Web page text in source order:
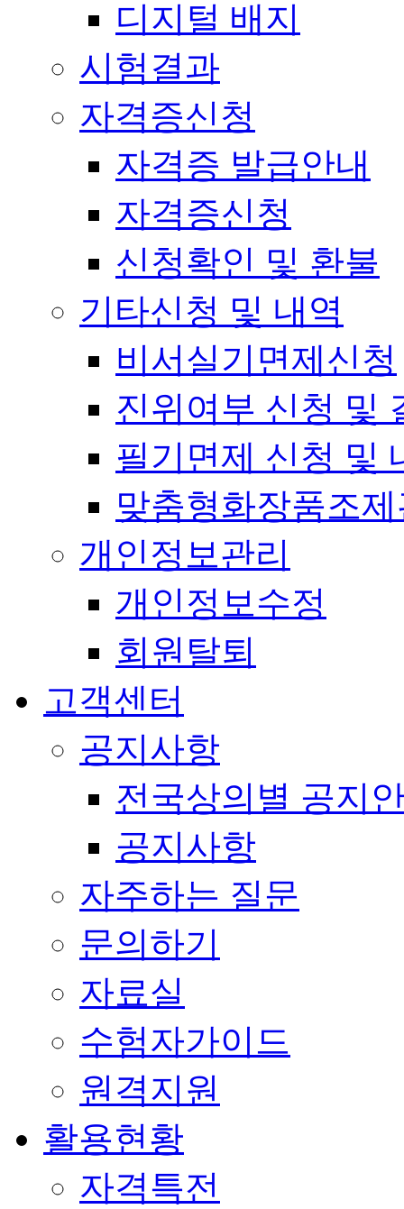
디지털 배지
시험결과
자격증신청
자격증 발급안내
자격증신청
신청확인 및 환불
기타신청 및 내역
비서실기면제신청
진위여부 신청 및
필기면제 신청 및
맞춤형화장품조
개인정보관리
개인정보수정
회원탈퇴
고객센터
공지사항
전국상의별 공지
공지사항
자주하는 질문
문의하기
자료실
수험자가이드
원격지원
활용현황
자격특전